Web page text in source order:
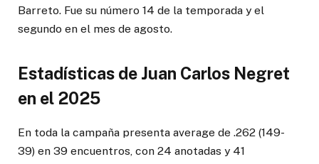
Barreto. Fue su número 14 de la temporada y el
segundo en el mes de agosto.
Estadísticas de Juan Carlos Negret
en el 2025
En toda la campaña presenta average de .262 (149-
39) en 39 encuentros, con 24 anotadas y 41